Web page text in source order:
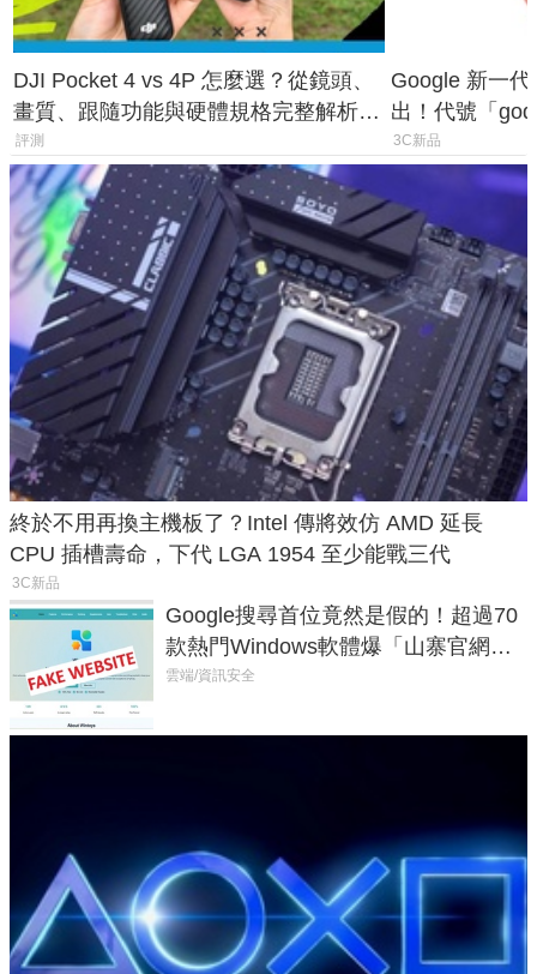
DJI Pocket 4 vs 4P 怎麼選？從鏡頭、
畫質、跟隨功能與硬體規格完整解析，
一次看懂兩台差異
評測
Google 新一
出！代號「
鎖定 AI 應用
3C新品
終於不用再換主機板了？Intel 傳將效仿 AMD 延長
CPU 插槽壽命，下代 LGA 1954 至少能戰三代
3C新品
Google搜尋首位竟然是假的！超過70
款熱門Windows軟體爆「山寨官網」
危機
雲端/資訊安全